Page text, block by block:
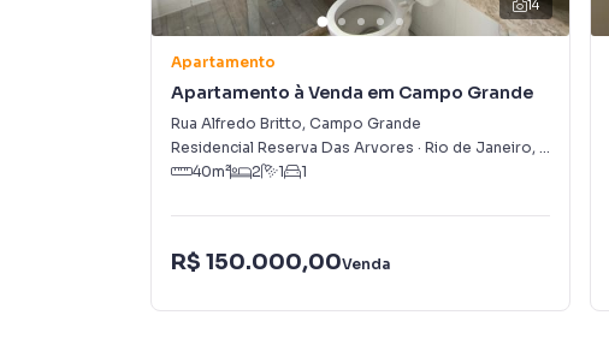
14
Apartamento
Apartamento à Venda em Campo Grande
Rua Alfredo Britto, Campo Grande
Residencial Reserva Das Arvores · Rio de Janeiro, RJ
40m² 2 1 1
R$ 150.000,00Venda